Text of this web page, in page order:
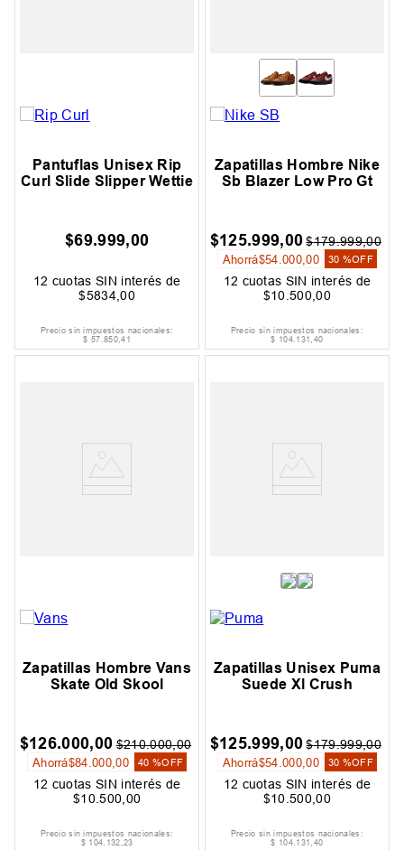
Pantuflas Unisex Rip
Curl Slide Slipper Wettie
$69.999,00
12 cuotas SIN interés de
$5834,00
Precio sin impuestos nacionales:
$ 57.850,41
Zapatillas Hombre Nike
Sb Blazer Low Pro Gt
$125.999,00 $179.999,00
Ahorrá$54 000,00 30 %OFF
12 cuotas SIN interés de
$10 .500 ,00
Precio sin impuestos nacionales:
$ 104.131,40
Zapatillas Hombre Vans
Skate Old Skool
$126.000,00 $210.000,00
Ahorrá$84 .000 ,00 40 %OFF
12 cuotas SIN interés de
$10 .500 00
Precio sin impuestos nacionales:
$ 104. 132,23
Zapatillas Unisex Puma
Suede Xl Crush
$125.999,00 $179.999,00
Ahorrá$54 000,00 30 %OFF
12 cuotas SIN interés de
$10 .500 ,00
Precio sin impuestos nacionales:
$ 104.131,40